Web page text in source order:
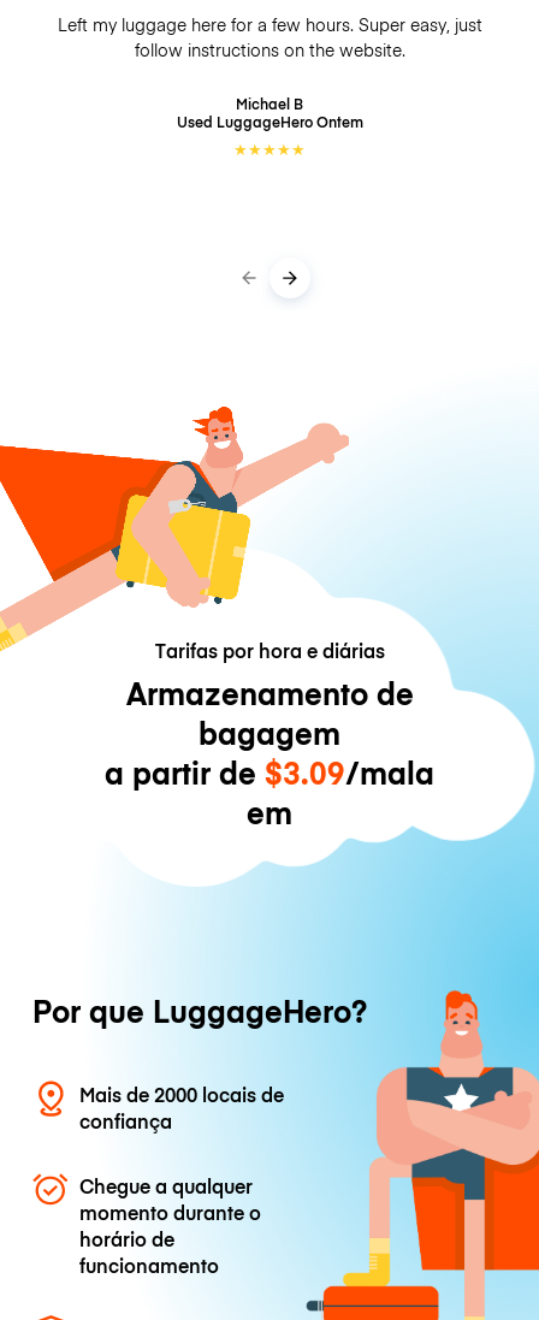
Left my luggage here for a few hours. Super easy, just
follow instructions on the website.
Michael B
Used LuggageHeroOntem
★★★★★
Tarifas por hora e diárias
Armazenamento de
bagagem
a partir de $3.09/mala
em
Por que LuggageHero?
Mais de 2000 locais de
confiança
Chegue a qualquer
momento durante o
horário de
funcionamento